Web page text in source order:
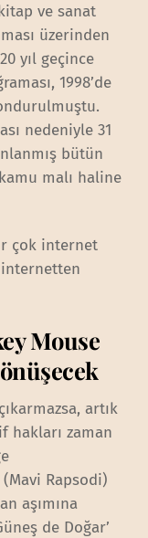
ve sanat
üzerinden
yıl geçince
1998’de
nedeniyle 31
bütün
malı haline
çok internet
Mouse
artık
hakları zaman
(Mavi Rapsodi)
aşımına
de Doğar’